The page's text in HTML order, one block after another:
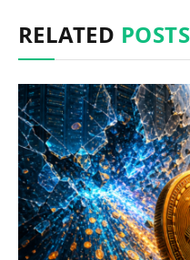
RELATED POSTS